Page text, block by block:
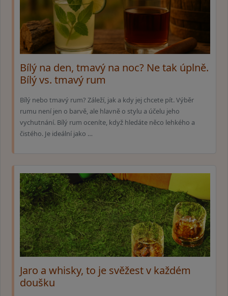
Bílý na den, tmavý na noc? Ne tak úplně.
Bílý vs. tmavý rum
Bílý nebo tmavý rum? Záleží, jak a kdy jej chcete pít. Výběr
rumu není jen o barvě, ale hlavně o stylu a účelu jeho
vychutnání. Bílý rum oceníte, když hledáte něco lehkého a
čistého. Je ideální jako …
Jaro a whisky, to je svěžest v každém
doušku